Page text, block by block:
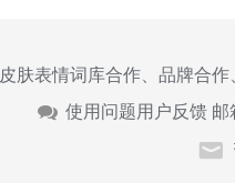
皮肤表情词库合作、品牌合
使用问题用户反馈 邮